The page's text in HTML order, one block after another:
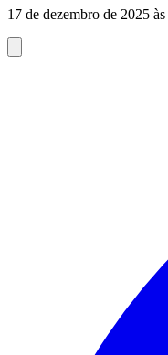
17 de dezembro de 2025